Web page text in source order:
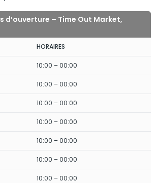
d’ouverture – Time Out Market,
HORAIRES
10:00 – 00:00
10:00 – 00:00
10:00 – 00:00
10:00 – 00:00
10:00 – 00:00
10:00 – 00:00
10:00 – 00:00